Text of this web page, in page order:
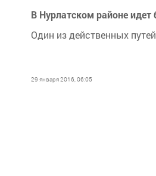
В Нурлатском районе
Один из действенных
29 января 2016, 06:05